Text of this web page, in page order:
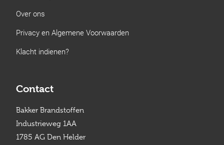
Over ons
Privacy en Algemene Voorwaarden
Klacht indienen?
Contact
Bakker Brandstoffen
Industrieweg 1AA
1785 AG Den Helder